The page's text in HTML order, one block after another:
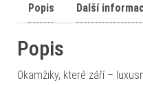
Popis Další
Popis
Okamžiky, které září –